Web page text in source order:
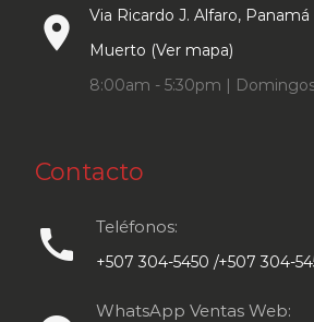
place
Via Ricardo J. Alfaro,
Muerto (Ver mapa)
8:00am - 5:30pm |
Contacto
call Teléfonos:
+507 304-5450 /+507 304-
WhatsApp Ventas Web: